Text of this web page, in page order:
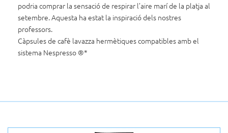
podria comprar la sensació de respirar l’aire marí de la platja al
setembre.Aquesta ha estat la inspiració dels nostres
professors.
Càpsules de cafè lavazza hermètiques compatibles amb el
sistema Nespresso ®*